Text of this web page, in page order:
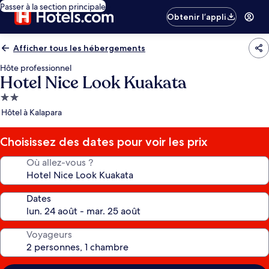
Passer à la section principale
Obtenir l’appli
Afficher tous les hébergements
Hôte professionnel
Hotel Nice Look Kuakata
Hébergement
2.0 étoiles
Hôtel à Kalapara
Choisissez des dates pour voir les prix
Où allez-vous ?
Dates
Voyageurs